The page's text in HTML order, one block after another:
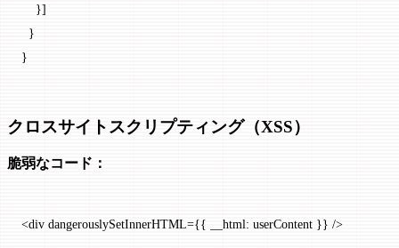
    }]
  }
}
クロスサイトスクリプティング（XSS）
脆弱なコード：
<div dangerouslySetInnerHTML={{ __html: userContent }} />